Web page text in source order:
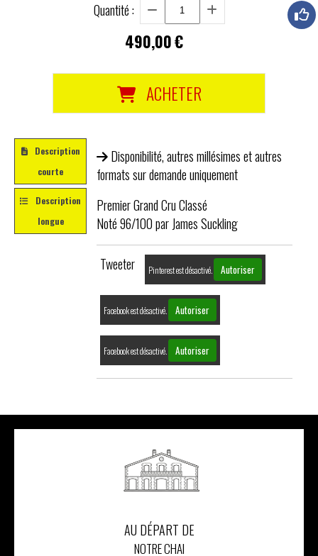
Quantité :
490,00€
ACHETER
Description
courte
Description
longue
Disponibilité, autres millésimes et autres
formats sur demande uniquement
Premier Grand Cru Classé
Noté 96/100 par James Suckling
Tweeter Pinterest est désactivé. Autoriser
Facebook est désactivé. Autoriser
Facebook est désactivé. Autoriser
AU DÉPART DE
NOTRE CHAI